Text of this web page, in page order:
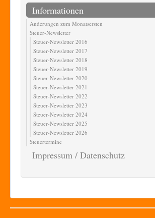
Informationen
Änderungen zum Monatsersten
Steuer-Newsletter
Steuer-Newsletter 2016
Steuer-Newsletter 2017
Steuer-Newsletter 2018
Steuer-Newsletter 2019
Steuer-Newsletter 2020
Steuer-Newsletter 2021
Steuer-Newsletter 2022
Steuer-Newsletter 2023
Steuer-Newsletter 2024
Steuer-Newsletter 2025
Steuer-Newsletter 2026
Steuertermine
Impressum / Datenschutz